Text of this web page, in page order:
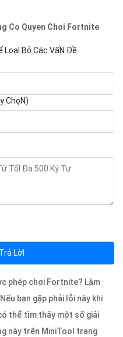
Co Quyen Choi Fortnite
LoạI Bỏ Các VấN Đề
ChọN)
LờI
phép chơi Fortnite? Làm
bạn gặp phải lỗi này khi
thể tìm thấy một số giải
này trên MiniTool trang